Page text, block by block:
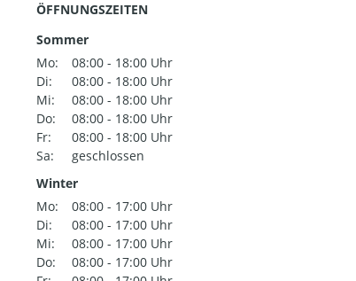
ÖFFNUNGSZEITEN
Sommer
Mo:
08:00 - 18:00 Uhr
Di:
08:00 - 18:00 Uhr
Mi:
08:00 - 18:00 Uhr
Do:
08:00 - 18:00 Uhr
Fr:
08:00 - 18:00 Uhr
Sa:
geschlossen
Winter
Mo:
08:00 - 17:00 Uhr
Di:
08:00 - 17:00 Uhr
Mi:
08:00 - 17:00 Uhr
Do:
08:00 - 17:00 Uhr